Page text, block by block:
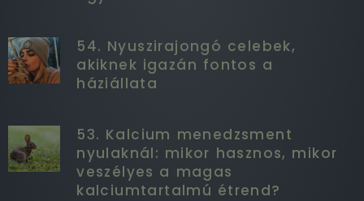
54. Nyuszirajongó celebek,
akiknek igazán fontos a
háziállata
53. Kalcium menedzsment
nyulaknál: mikor hasznos, mikor
veszélyes a magas
kalciumtartalmú étrend?